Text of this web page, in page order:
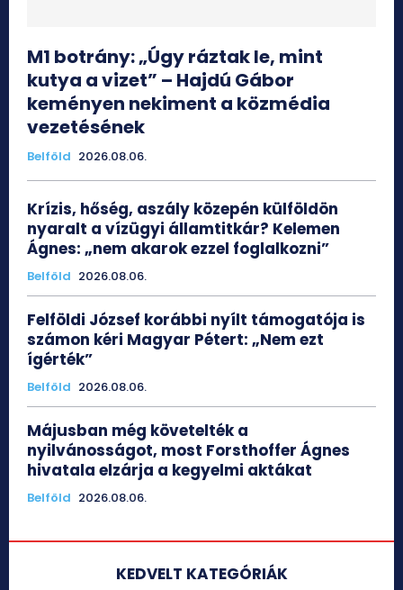
M1 botrány: „Úgy ráztak le, mint
kutya a vizet” – Hajdú Gábor
keményen nekiment a közmédia
vezetésének
Belföld 2026.08.06.
Krízis, hőség, aszály közepén külföldön
nyaralt a vízügyi államtitkár? Kelemen
Ágnes: „nem akarok ezzel foglalkozni”
Belföld 2026.08.06.
Felföldi József korábbi nyílt támogatója is
számon kéri Magyar Pétert: „Nem ezt
ígérték”
Belföld 2026.08.06.
Májusban még követelték a
nyilvánosságot, most Forsthoffer Ágnes
hivatala elzárja a kegyelmi aktákat
Belföld 2026.08.06.
KEDVELT KATEGÓRIÁK